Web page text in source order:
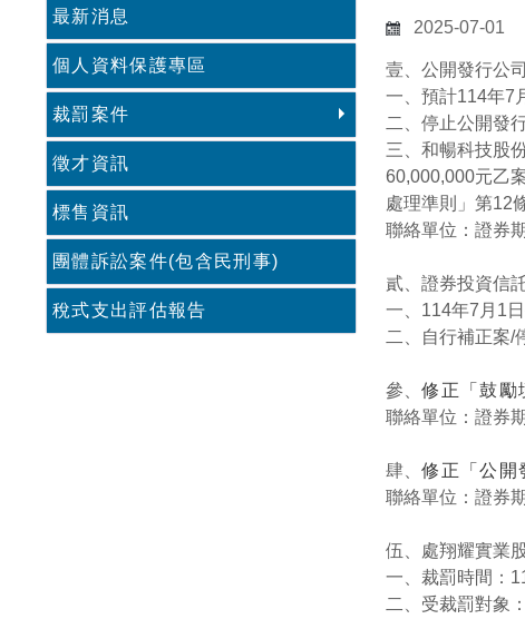
最新消息
個人資料保護專區
裁罰案件
徵才資訊
標售資訊
團體訴訟案件(包含民刑事)
稅式支出評估報告
2025-07-01
壹、公開發行公
一、預計114年7
二、停止公開發
三、和暢科技股
60,000,000元乙
處理準則」第12
聯絡單位：證券
貳、證券投資信
一、114年7月1
二、自行補正案/
參、修正「鼓勵
聯絡單位：證券
肆、修正「公開
聯絡單位：證券
伍、處翔耀實業
一、裁罰時間：
二、受裁罰對象